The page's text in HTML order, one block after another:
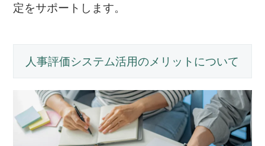
定をサポートします。
人事評価システム活用のメリットについて